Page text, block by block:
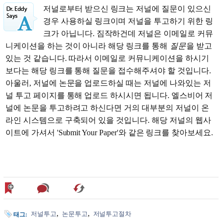
저널로부터 받으신 링크는 저널에 질문이 있으신
경우 사용하실 링크이며 저널을 투고하기 위한 링
크가 아닙니다. 짐작하건데 저널은 이메일로 커뮤
니케이션을 하는 것이 아니라 해당 링크를 통해
질문을 받고
있는 것 같습니다. 따라서 이메일로 커뮤니케이션을 하시기
보다는 해당 링크를 통해 질문을 접수해주셔야 할 것입니다.
아울러, 저널에 논문을 업로드하실 때는 저널에 나와있는 저
널 투고 페이지를 통해 업로드 하시시면 됩니다. 엘스비어 저
널에 논문을 투고하려고 하신다면 거의 대부분의 저널이 온
라인 시스템으로 구축되어 있을 것입니다. 해당 저널의 웹사
이트에 가셔서 'Submit Your Paper'와 같은 링크를 찾아보세요.
태그: 저널투고 논문투고 저널투고절차